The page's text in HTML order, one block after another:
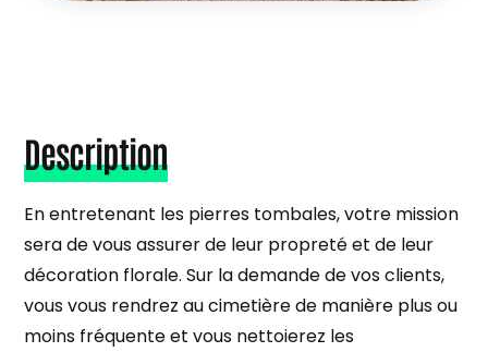
Description
En entretenant les pierres tombales, votre mission
sera de vous assurer de leur propreté et de leur
décoration florale. Sur la demande de vos clients,
vous vous rendrez au cimetière de manière plus ou
moins fréquente et vous nettoierez les